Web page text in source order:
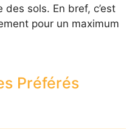
sols. En bref, c’est
pour un maximum
Préférés